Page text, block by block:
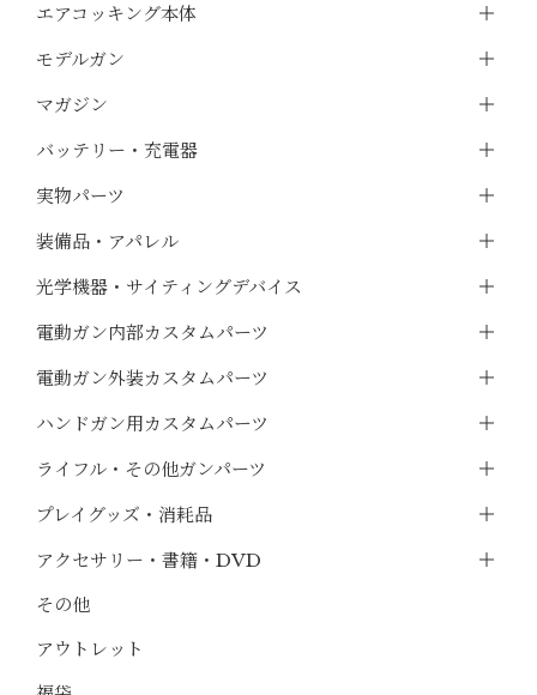
エアコッキング本体
モデルガン
マガジン
バッテリー・充電器
実物パーツ
装備品・アパレル
光学機器・サイティングデバイス
電動ガン内部カスタムパーツ
電動ガン外装カスタムパーツ
ハンドガン用カスタムパーツ
ライフル・その他ガンパーツ
プレイグッズ・消耗品
アクセサリー・書籍・DVD
その他
アウトレット